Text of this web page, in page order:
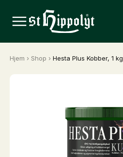
Hjem › Shop › Hesta Plus Kobber, 1 kg